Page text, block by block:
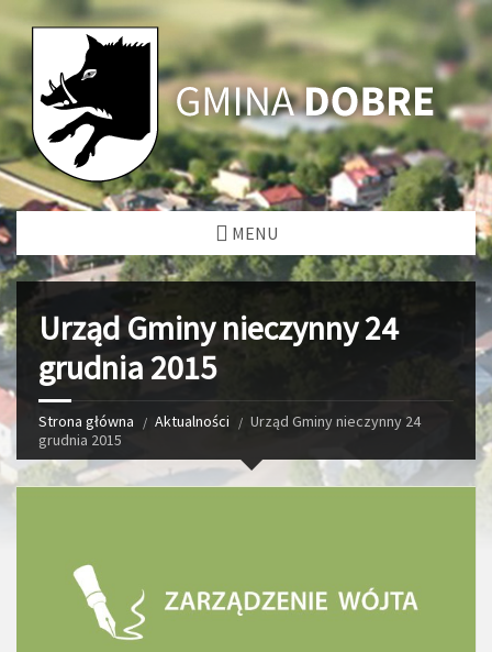
MENU
Urząd Gminy nieczynny 24
grudnia 2015
Strona główna Aktualności
Urząd Gminy nieczynny 24
grudnia 2015